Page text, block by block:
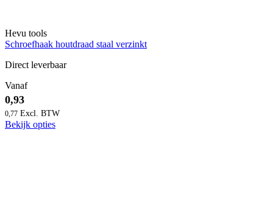
Hevu tools
Schroefhaak houtdraad staal verzinkt
Direct leverbaar
Vanaf
0,93
0,77
Bekijk opties